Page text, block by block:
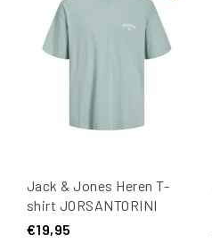
Jack & Jones Heren T-
shirt JORSANTORINI
Ronde Hals Mintgroen
€19,95